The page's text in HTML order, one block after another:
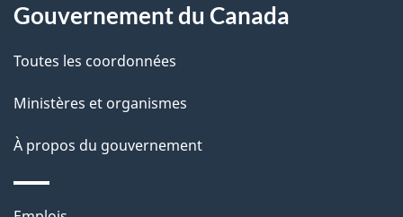
i
l
s
d
e
propos
de
ce
site
Gouvernement du Canada
Toutes les coordonnées
Ministères et organismes
À propos du gouvernement